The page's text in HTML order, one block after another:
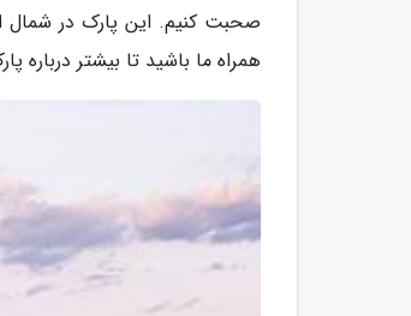
صحبت کنیم. این پارک در شمال
همراه ما باشید تا بیشتر درباره